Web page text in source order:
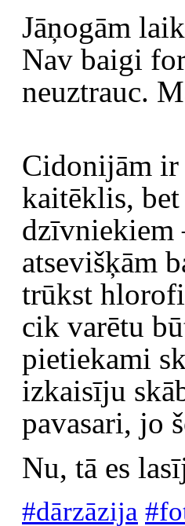
Jāņogām
Nav baigi
neuztrauc.
Cidonijām ir
kaitēklis,
dzīvniekiem
atsevišķām
trūkst
cik varētu
pietiekami
izkaisīju
pavasari, jo
Nu, tā es
#dārzāzija